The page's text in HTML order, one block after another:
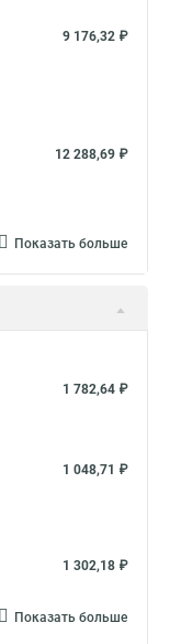
9 176,32 ₽
12 288,69 ₽
Показать больше
1 782,64 ₽
1 048,71 ₽
1 302,18 ₽
Показать больше